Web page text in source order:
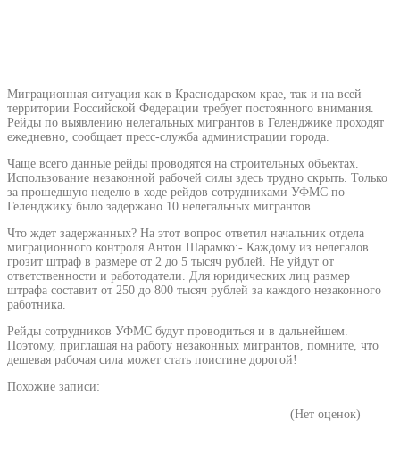
Миграционная ситуация как в Краснодарском крае, так и на всей
территории Российской Федерации требует постоянного внимания.
Рейды по выявлению нелегальных мигрантов в Геленджике проходят
ежедневно, сообщает пресс-служба администрации города.
Чаще всего данные рейды проводятся на строительных объектах.
Использование незаконной рабочей силы здесь трудно скрыть. Только
за прошедшую неделю в ходе рейдов сотрудниками УФМС по
Геленджику было задержано 10 нелегальных мигрантов.
Что ждет задержанных? На этот вопрос ответил начальник отдела
миграционного контроля Антон Шарамко:- Каждому из нелегалов
грозит штраф в размере от 2 до 5 тысяч рублей. Не уйдут от
ответственности и работодатели. Для юридических лиц размер
штрафа составит от 250 до 800 тысяч рублей за каждого незаконного
работника.
Рейды сотрудников УФМС будут проводиться и в дальнейшем.
Поэтому, приглашая на работу незаконных мигрантов, помните, что
дешевая рабочая сила может стать поистине дорогой!
Похожие записи:
(Нет оценок)